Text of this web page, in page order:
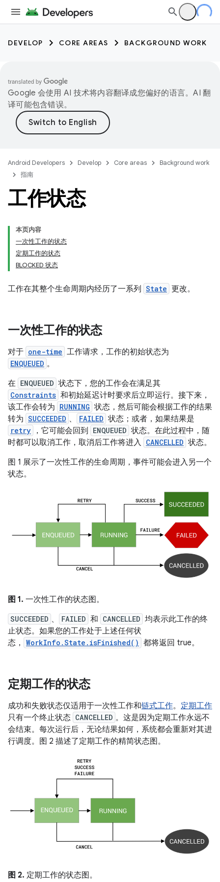
DEVELOP CORE AREAS BACKGROUND WORK
Google 会使用 AI 技术将内容翻译成您偏好的语言。AI 翻
译可能包含错误。
Android Developers Develop Core areas
Background work
指南
工作状态
本页内容
一次性工作的状态
定期工作的状态
BLOCKED 状态
工作在其整个生命周期内经历了一系列 State 更改。
一次性工作的状态
对于 one-time 工作请求，工作的初始状态为
ENQUEUED 。
在 ENQUEUED 状态下，您的工作会在满足其
Constraints 和初始延迟计时要求后立即运行。接下来，
该工作会转为 RUNNING 状态，然后可能会根据工作的结果
转为 SUCCEEDED 、 FAILED 状态；或者，如果结果是
retry ，它可能会回到 ENQUEUED 状态。在此过程中，随
时都可以取消工作，取消后工作将进入 CANCELLED 状态。
图 1 展示了一次性工作的生命周期，事件可能会进入另一个
状态。
图 1. 一次性工作的状态图。
SUCCEEDED 、 FAILED 和 CANCELLED 均表示此工作的终
止状态。如果您的工作处于上述任何状
态，
WorkInfo.State.isFinished() 都将返回 true。
定期工作的状态
成功和失败状态仅适用于一次性工作和链式工作。 定期工作
只有一个终止状态 CANCELLED 。这是因为定期工作永远不
会结束。每次运行后，无论结果如何，系统都会重新对其进
行调度。图 2 描述了定期工作的精简状态图。
图 2. 定期工作的状态图。